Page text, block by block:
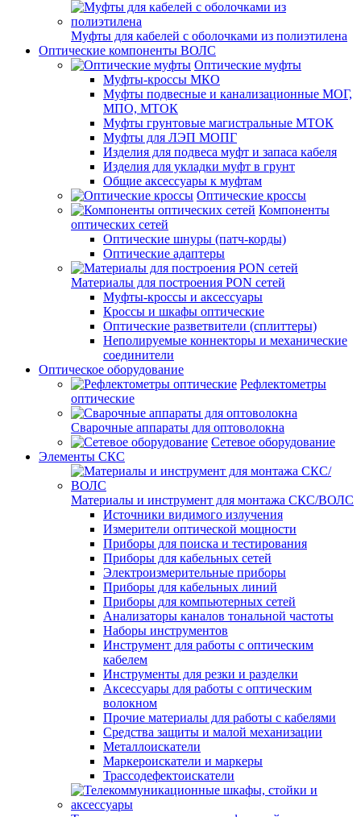
Муфты для кабелей с оболочками из полиэтилена
Оптические компоненты ВОЛС
Оптические муфты
Муфты-кроссы МКО
Муфты подвесные и канализационные МОГ,
МПО, МТОК
Муфты грунтовые магистральные МТОК
Муфты для ЛЭП МОПГ
Изделия для подвеса муфт и запаса кабеля
Изделия для укладки муфт в грунт
Общие аксессуары к муфтам
Оптические кроссы
Компоненты
оптических сетей
Оптические шнуры (патч-корды)
Оптические адаптеры
Материалы для построения PON сетей
Муфты-кроссы и аксессуары
Кроссы и шкафы оптические
Оптические разветвители (сплиттеры)
Неполируемые коннекторы и механические
соединители
Оптическое оборудование
Рефлектометры
оптические
Сварочные аппараты для оптоволокна
Сетевое оборудование
Элементы СКС
Материалы и инструмент для монтажа СКС/ВОЛС
Источники видимого излучения
Измерители оптической мощности
Приборы для поиска и тестирования
Приборы для кабельных сетей
Электроизмерительные приборы
Приборы для кабельных линий
Приборы для компьютерных сетей
Анализаторы каналов тональной частоты
Наборы инструментов
Инструмент для работы с оптическим
кабелем
Инструменты для резки и разделки
Аксессуары для работы с оптическим
волокном
Прочие материалы для работы с кабелями
Средства защиты и малой механизации
Металлоискатели
Маркероискатели и маркеры
Трассодефектоискатели